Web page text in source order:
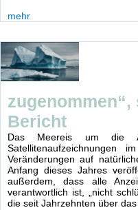
mehr
Bericht
Das Meereis um die
Satellitenaufzeichnungen
Veränderungen auf
Anfang dieses Jahres
außerdem, dass alle
verantwortlich ist, „nicht
die seit Jahrzehnten über das